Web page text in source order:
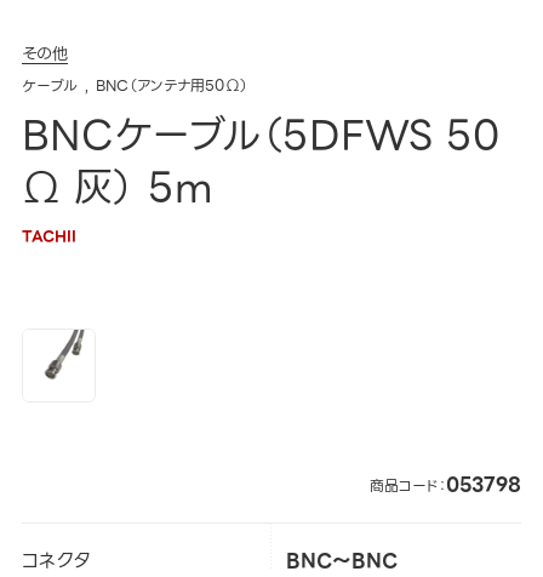
その他
ケーブル BNC（アンテナ用50Ω）
BNCケーブル（5DFWS 50
Ω 灰） 5m
TACHII
商品コード：053798
コネクタ BNC～BNC